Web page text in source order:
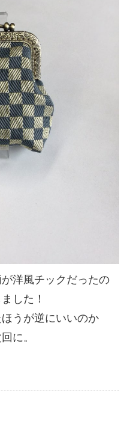
洋風チックだったの
した！
うが逆にいいのか
に。